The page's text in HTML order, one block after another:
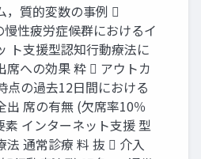
，質的変数の事例 
慢性疲労症候群におけるイ
ト⽀援型認知⾏動療法に
席への効果 粋  アウトカ
点の過去12日間における
出 席の有無 (欠席率10％
素 インターネット支援 型
法 通常診療 料 抜  介⼊